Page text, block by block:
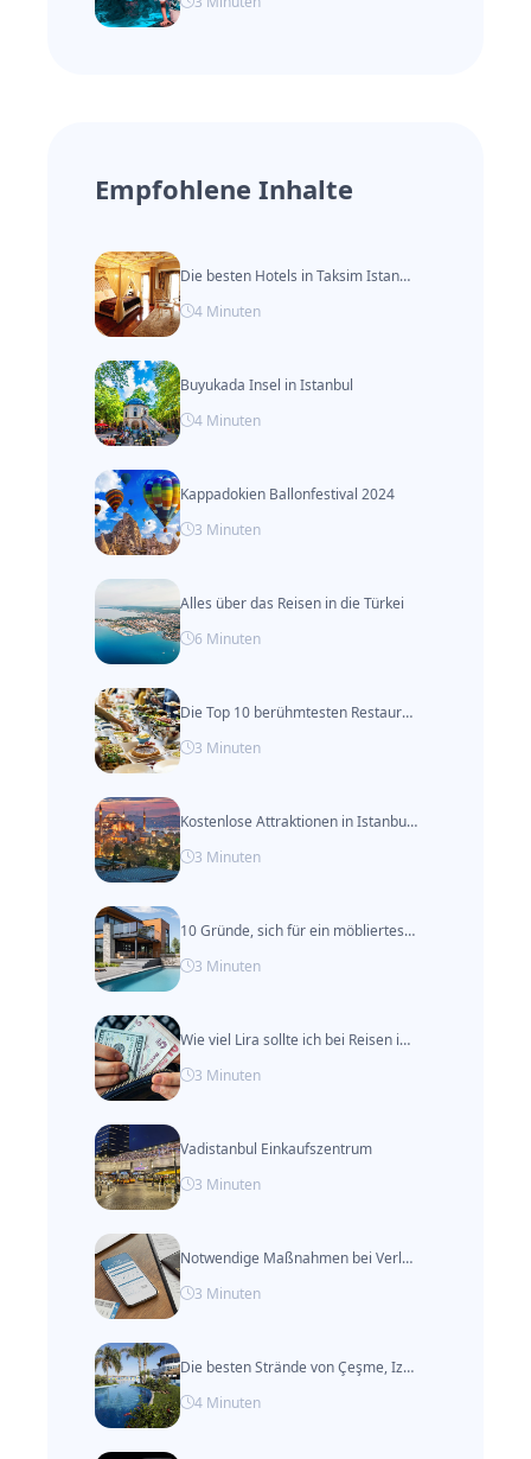
Empfohlene Inhalte
Die besten Hotels in Taksim Istanbul
4 Minuten
Buyukada Insel in Istanbul
4 Minuten
Kappadokien Ballonfestival 2024
3 Minuten
Alles über das Reisen in die Türkei
6 Minuten
Die Top 10 berühmtesten Restaurants in Alacati
3 Minuten
Kostenlose Attraktionen in Istanbul (Aktualisiert 2024)
3 Minuten
10 Gründe, sich für ein möbliertes Apartment anstelle eines Hotels in Istanbul zu entscheiden
3 Minuten
Wie viel Lira sollte ich bei Reisen in die Türkei mitnehmen?
3 Minuten
Vadistanbul Einkaufszentrum
3 Minuten
Notwendige Maßnahmen bei Verlust des Reisepasses im Ausland
3 Minuten
Die besten Strände von Çeşme, Izmir
4 Minuten